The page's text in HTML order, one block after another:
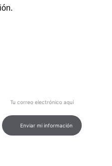
Enviar mi información